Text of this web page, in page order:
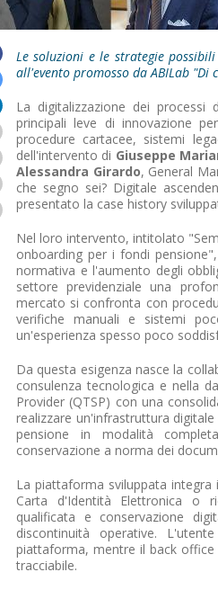
Le soluzioni e le strategie
all'evento promosso da ABILab "Di
La digitalizzazione dei processi
principali leve di innovazione
procedure cartacee, sistemi
dell'intervento di Giuseppe
Alessandra Girardo, General
che segno sei? Digitale
presentato la case history
Nel loro intervento, intitolato
onboarding per i fondi
normativa e l'aumento degli
settore previdenziale una
mercato si confronta con
verifiche manuali e sistemi
un'esperienza spesso poco
Da questa esigenza nasce la
consulenza tecnologica e nella
Provider (QTSP) con una
realizzare un'infrastruttura
pensione in modalità
conservazione a norma dei
La piattaforma sviluppata
Carta d'Identità Elettronica o
qualificata e conservazione
discontinuità operative.
piattaforma, mentre il back
tracciabile.